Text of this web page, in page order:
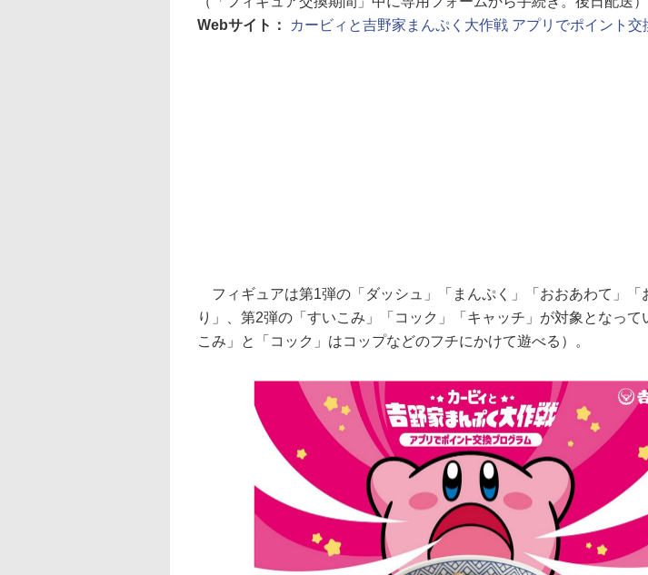
Webサイト：
カービィと吉野家まんぷく大作戦 アプリでポイント交
フィギュアは第1弾の「ダッシュ」「まんぷく」「おおあわて」「
り」、第2弾の「すいこみ」「コック」「キャッチ」が対象となって
こみ」と「コック」はコップなどのフチにかけて遊べる）。